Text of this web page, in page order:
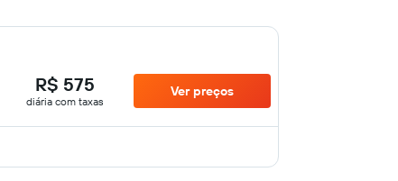
R$ 575
diária com taxas
Ver preços